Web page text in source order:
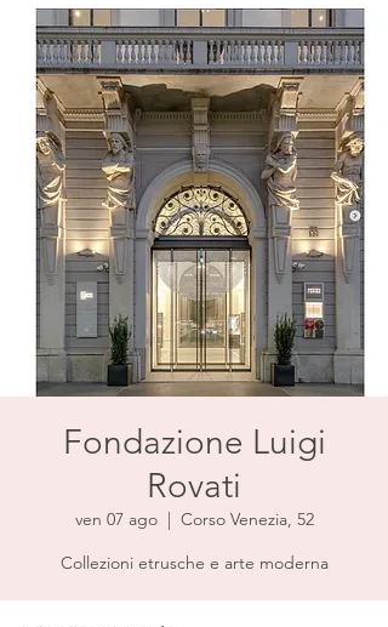
Fondazione Luigi
Rovati
ven 07 ago
  |
Corso Venezia, 52
Collezioni etrusche e arte moderna